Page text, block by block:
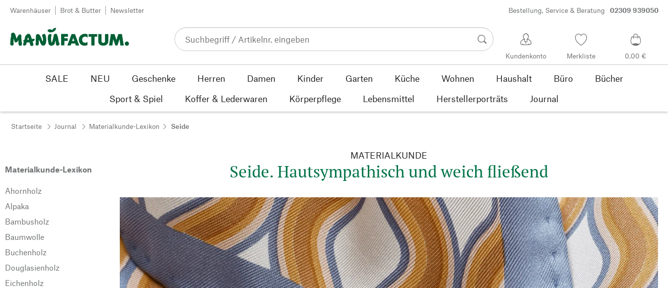
Zum Inhalt springen
Warenhäuser Brot & Butter Newsletter Bestellung, Service & Beratung 02309 939050
Kundenkonto Merkliste 0,00 €
SALE NEU Geschenke Herren Damen Kinder Garten Küche Wohnen Haushalt Büro
Bücher
Sport & Spiel
Koffer & Lederwaren Körperpflege Lebensmittel Herstellerporträts Journal
Startseite Journal Materialkunde-Lexikon Seide
Materialkunde-Lexikon
Ahornholz
Alpaka
Bambusholz
Baumwolle
Buchenholz
Douglasienholz
Eichenholz
MATERIALKUNDE
Seide. Hautsympathisch und weich fließend